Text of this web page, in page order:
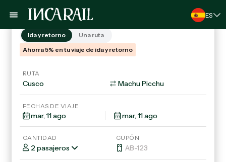
ES
Ida y retorno
Una ruta
Ahorra 5% en tu viaje de ida y retorno
RUTA
FECHAS DE VIAJE
CANTIDAD
2 pasajeros
CUPÓN